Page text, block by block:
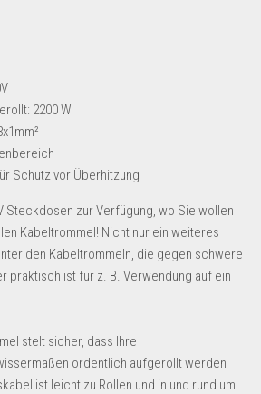
2200 W
Schutz vor Überhitzung
Steckdosen zur Verfügung, wo Sie wollen
Kabeltrommel! Nicht nur ein weiteres
den Kabeltrommeln, die gegen schwere
praktisch ist für z. B. Verwendung auf ein
stelt sicher, dass Ihre
ordentlich aufgerollt werden
ist leicht zu Rollen und in und rund um